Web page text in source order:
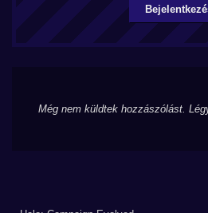
Még nem küldtek hozzászólást.